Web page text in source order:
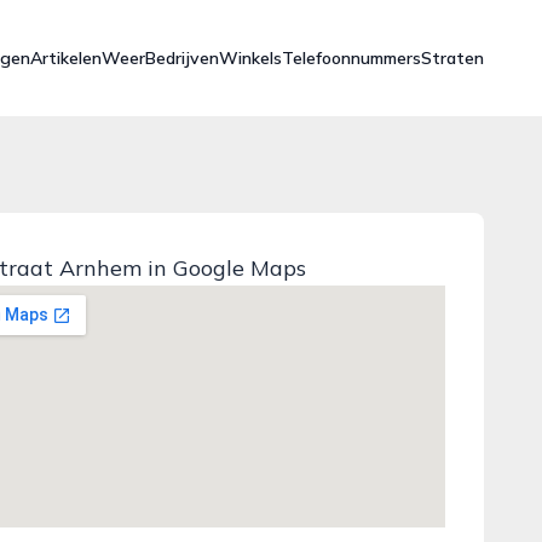
ArtikelenWeerBedrijvenWinkelsTelefoonnummersStraten
Arnhem in Google Maps